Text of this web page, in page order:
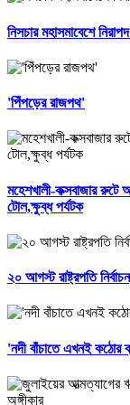
নিসচার মহাসমাবেশে
'পিঁপড়ের রাজপথ'
মহেশখালী-কক্সবাজার রুটে
টোল,ক্ষুব্ধ পর্যটক
২০ আগস্ট রাষ্ট্রপতি
'নদী বাঁচাতে এখনই কঠোর